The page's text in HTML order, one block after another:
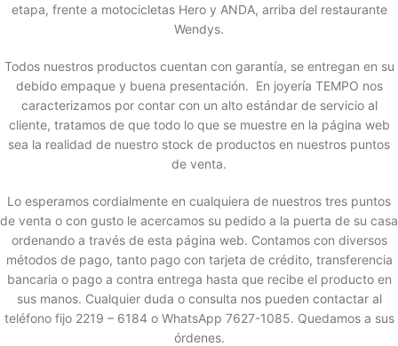
etapa, frente a motocicletas Hero y ANDA, arriba del restaurante
Wendys.
Todos nuestros productos cuentan con garantía, se entregan en su
debido empaque y buena presentación. En joyería TEMPO nos
caracterizamos por contar con un alto estándar de servicio al
cliente, tratamos de que todo lo que se muestre en la página web
sea la realidad de nuestro stock de productos en nuestros puntos
de venta.
Lo esperamos cordialmente en cualquiera de nuestros tres puntos
de venta o con gusto le acercamos su pedido a la puerta de su casa
ordenando a través de esta página web. Contamos con diversos
métodos de pago, tanto pago con tarjeta de crédito, transferencia
bancaria o pago a contra entrega hasta que recibe el producto en
sus manos. Cualquier duda o consulta nos pueden contactar al
teléfono fijo 2219 – 6184 o WhatsApp 7627-1085. Quedamos a sus
órdenes.